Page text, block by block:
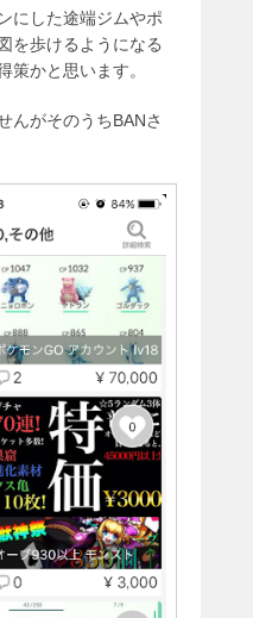
にした途端ジムやポ
を歩けるようになる
策かと思います。
んがそのうちBANさ